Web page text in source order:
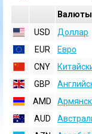
Валюты
USD
Доллар
EUR
Евро
CNY
GBP
AMD
AUD